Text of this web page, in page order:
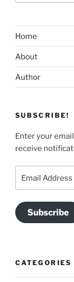
Home
About
Author
SUBSCRIBE!
Enter your
receive
Address
Subscribe
CATEGORIES